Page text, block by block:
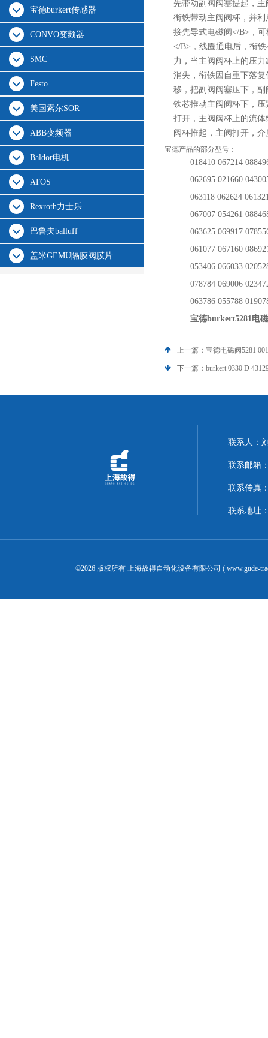
宝德burkert传感器
CONVO变频器
SMC
Festo
美国索尔SOR
ABB变频器
Baldor电机
ATOS
Rexroth力士乐
巴鲁夫balluff
盖米GEMU隔膜阀膜片
先带动副阀阀塞提起，
衔铁带动主阀阀杯，并
接先导式电磁阀</B>，
</B>，线圈通电后，衔
力，当主阀阀杯上的压
消失，衔铁因自重下落
移，把副阀阀塞压下，
铁芯推动主阀阀杯下，
打开，主阀阀杯上的流
阀杯推起，主阀打开，介
宝德产品的部分型号：
018410 067214
062695 021660
063118 062624
067007 054261
063625 069917
061077 067160
053406 066033
078784 069006
063786 055788
宝德burkert5281电
上一篇： 宝德电磁阀5281
下一篇： burkert 0330 D
联系人：
联系邮箱
联系传真
联系地址
©2026 版权所有 上海故得自动化设备有限公司 ( www.gude-